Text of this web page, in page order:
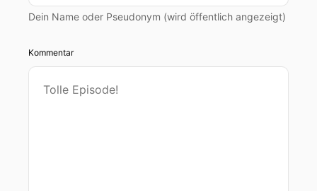
Dein Name oder Pseudonym (wird öffentlich angezeigt)
Kommentar